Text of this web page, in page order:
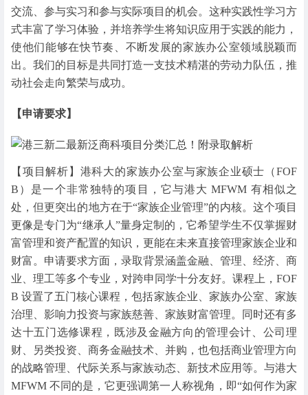
交流、参与实习和参与实际项目的机会。这种实践性学习方
式丰富了学习体验，并培养学生将知识应用于实践的能力，
使他们能够在快节奏、不断发展的家族办公室领域脱颖而
出。我们的目标是共同打造一支技术精湛的劳动力队伍，推
动社会走向繁荣与成功。
【申请要求】
【项目解析】港科大的家族办公室与家族企业硕士（FOF
B）是一个非常独特的项目，它与港大 MFWM 有相似之
处，但更突出的地方在于“家族企业管理”的内核。这个项目
更像是专门为“继承人”量身定制的，它希望学生不仅掌握财
富管理和资产配置的知识，更能在未来直接管理家族企业和
财富。申请要求方面，录取背景涵盖金融、管理、经济、商
业、理工等多个专业，对跨申同学十分友好。课程上，FOF
B 设置了五门核心课程，包括家族企业、家族办公室、家族
治理、影响力投资与家族慈善、家族财富管理。同时还有多
达十五门选修课程，既涉及金融方向的管理会计、公司理
财、另类投资、商务金融技术、并购，也包括商业管理方向
的战略管理、代际关系与家族动态、新技术应用等。与港大
MFWM 不同的是，它更强调第一人称视角，即“如何作为家